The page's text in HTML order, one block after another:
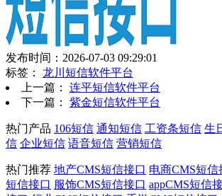
发布时间：2026-07-03 09:29:01
标签： 龙川短信软件平台
上一篇： 连平短信软件平台
下一篇： 紫金短信软件平台
热门产品 106短信 通知短信 工资条短信 生
信 企业短信 语音短信 营销短信
热门推荐 地产CMS短信接口 电商CMS短信
短信接口 服饰CMS短信接口 appCMS短信